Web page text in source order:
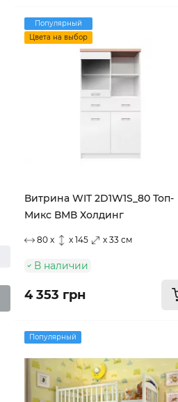
Популярный
Цвета на выбор
Витрина WIT 2D1W1S_80 Топ-
Микс ВМВ Холдинг
80 x x 145 x 33 см
В наличии
4 353 грн
Популярный